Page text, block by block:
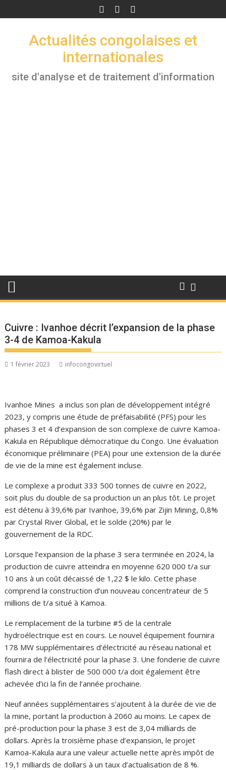
to
Actualités congolaises et
internationales
site d'analyse et de traitement d'information
Cuivre : Ivanhoe décrit l’expansion de la phase
3-4 de Kamoa-Kakula
1 février 2023 infocongovirtuel
Ivanhoe Mines a inclus son plan de développement intégré
2023, y compris une étude de préfaisabilité (PFS) pour les
phases 3 et 4 d’expansion de son complexe de cuivre Kamoa-
Kakula en République démocratique du Congo. Une évaluation
économique préliminaire (PEA) pour une extension de la durée
de vie de la mine est également incluse.
Le complexe a produit 333 500 tonnes de cuivre en 2022,
soit plus du double de sa production un an plus tôt. Le projet
est détenu à 39,6% par Ivanhoe, 39,6% par Zijin Mining, 0,8%
par Crystal River Global, et le solde (20%) par le
gouvernement de la RDC.
Lorsque l’expansion de la phase 3 sera terminée en 2024, la
production de cuivre atteindra en moyenne 620 000 t/a sur
10 ans à un coût décaissé de 1,22 $ le kilo. Cette phase
comprend la construction d’un nouveau concentrateur de 5
millions de t/a situé à Kamoa.
Le remplacement de la turbine #5 de la centrale
hydroélectrique est en cours. Le nouvel équipement fournira
178 MW supplémentaires d’électricité au réseau national et
fournira de l’électricité pour la phase 3. Une fonderie de cuivre
flash direct à blister de 500 000 t/a doit également être
achevée d’ici la fin de l’année prochaine.
Neuf années supplémentaires s’ajoutent à la durée de vie de
la mine, portant la production à 2060 au moins. Le capex de
pré-production pour la phase 3 est de 3,04 milliards de
dollars. Après la troisième phase d’expansion, le projet
Kamoa-Kakula aura une valeur actuelle nette après impôt de
19,1 milliards de dollars à un taux d’actualisation de 8 %.